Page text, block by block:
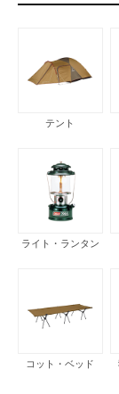
テント
ライト・ランタン
コット・ベッド